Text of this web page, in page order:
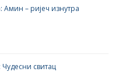
– ријеч изнутра
свитац